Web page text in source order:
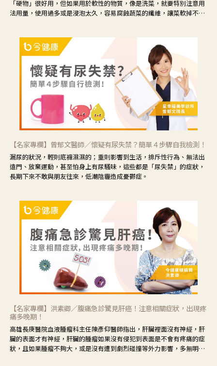
「硬物」很好用，但如果用於軟性的物質，像是洗菜，就要特別注意用
法用量，使用過多或是浸泡太久，容易腐蝕蔬菜的纖維，讓菜軟掉不清
【名家專欄】曾郁文醫師／懷疑有尿失禁？簡單４步驟自我檢測！
漏尿的狀況，輕則底褲濕濕的；重則影響到生活，排斥性行為、無法出
遠門、放棄運動，甚至怕身上有尿騷味，這些都是「尿失禁」的症狀，
長期下來不敢與朋友往來，低潮陰霾造成憂鬱症。
【名家專欄】洪素卿／腹痛急診驚見肝癌！注意相關症狀，出現疼
痛多晚期！
高雄長庚醫院血液腫瘤科主任陳彥仰醫師指出，肝臟裡面沒有神經，肝
臟的表面才有神經，肝臟的腫瘤如果沒有侵犯到表面是不會有疼痛的症
狀，且如果腫瘤不夠大，或是沒有遭到劇烈碰撞等外力影響，多無明顯